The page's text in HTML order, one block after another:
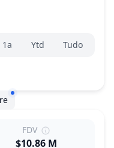
1a Ytd Tudo
FDV
$10.86 M